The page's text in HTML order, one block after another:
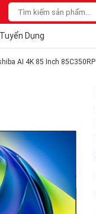
Tuyển Dụng
AI 4K 85 Inch 85C350RP